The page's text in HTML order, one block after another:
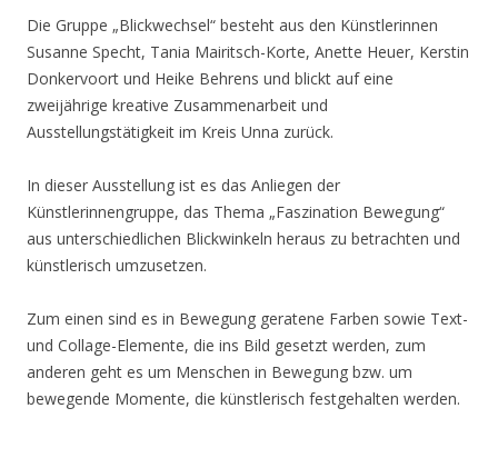
Die Gruppe „Blickwechsel“ besteht aus den Künstlerinnen
Susanne Specht, Tania Mairitsch-Korte, Anette Heuer, Kerstin
Donkervoort und Heike Behrens und blickt auf eine
zweijährige kreative Zusammenarbeit und
Ausstellungstätigkeit im Kreis Unna zurück.
In dieser Ausstellung ist es das Anliegen der
Künstlerinnengruppe, das Thema „Faszination Bewegung“
aus unterschiedlichen Blickwinkeln heraus zu betrachten und
künstlerisch umzusetzen.
Zum einen sind es in Bewegung geratene Farben sowie Text-
und Collage-Elemente, die ins Bild gesetzt werden, zum
anderen geht es um Menschen in Bewegung bzw. um
bewegende Momente, die künstlerisch festgehalten werden.